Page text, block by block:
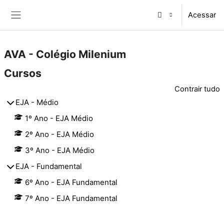
Acessar
AVA - Colégio Milenium
Cursos
Contrair tudo
EJA - Médio
1º Ano - EJA Médio
2º Ano - EJA Médio
3º Ano - EJA Médio
EJA - Fundamental
6º Ano - EJA Fundamental
7º Ano - EJA Fundamental